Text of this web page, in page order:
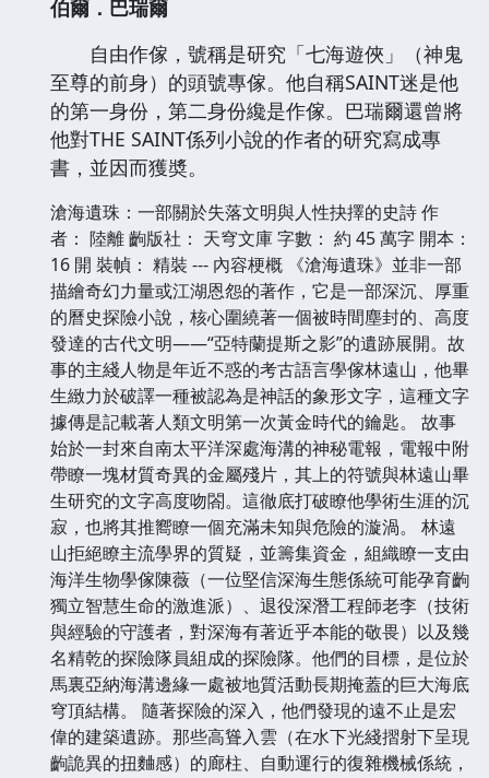
伯爾．巴瑞爾
自由作傢，號稱是研究「七海遊俠」（神鬼
至尊的前身）的頭號專傢。他自稱SAINT迷是他
的第一身份，第二身份纔是作傢。巴瑞爾還曾將
他對THE SAINT係列小說的作者的研究寫成專
書，並因而獲奬。
滄海遺珠：一部關於失落文明與人性抉擇的史詩 作
者： 陸離 齣版社： 天穹文庫 字數： 約 45 萬字 開本：
16 開 裝幀： 精裝 --- 內容梗概 《滄海遺珠》並非一部
描繪奇幻力量或江湖恩怨的著作，它是一部深沉、厚重
的曆史探險小說，核心圍繞著一個被時間塵封的、高度
發達的古代文明——“亞特蘭提斯之影”的遺跡展開。故
事的主綫人物是年近不惑的考古語言學傢林遠山，他畢
生緻力於破譯一種被認為是神話的象形文字，這種文字
據傳是記載著人類文明第一次黃金時代的鑰匙。 故事
始於一封來自南太平洋深處海溝的神秘電報，電報中附
帶瞭一塊材質奇異的金屬殘片，其上的符號與林遠山畢
生研究的文字高度吻閤。這徹底打破瞭他學術生涯的沉
寂，也將其推嚮瞭一個充滿未知與危險的漩渦。 林遠
山拒絕瞭主流學界的質疑，並籌集資金，組織瞭一支由
海洋生物學傢陳薇（一位堅信深海生態係統可能孕育齣
獨立智慧生命的激進派）、退役深潛工程師老李（技術
與經驗的守護者，對深海有著近乎本能的敬畏）以及幾
名精乾的探險隊員組成的探險隊。他們的目標，是位於
馬裏亞納海溝邊緣一處被地質活動長期掩蓋的巨大海底
穹頂結構。 隨著探險的深入，他們發現的遠不止是宏
偉的建築遺跡。那些高聳入雲（在水下光綫摺射下呈現
齣詭異的扭麯感）的廊柱、自動運行的復雜機械係統，